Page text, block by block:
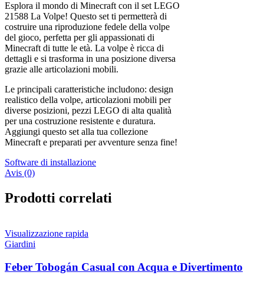
Esplora il mondo di Minecraft con il set LEGO
21588 La Volpe! Questo set ti permetterà di
costruire una riproduzione fedele della volpe
del gioco, perfetta per gli appassionati di
Minecraft di tutte le età. La volpe è ricca di
dettagli e si trasforma in una posizione diversa
grazie alle articolazioni mobili.
Le principali caratteristiche includono: design
realistico della volpe, articolazioni mobili per
diverse posizioni, pezzi LEGO di alta qualità
per una costruzione resistente e duratura.
Aggiungi questo set alla tua collezione
Minecraft e preparati per avventure senza fine!
Software di installazione
Avis (0)
Prodotti correlati
Visualizzazione rapida
Giardini
Feber Tobogán Casual con Acqua e Divertimento